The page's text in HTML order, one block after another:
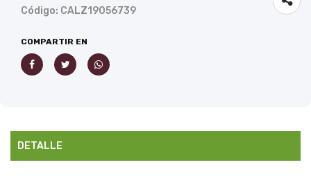
Código: CALZ19056739
COMPARTIR EN
DETALLE